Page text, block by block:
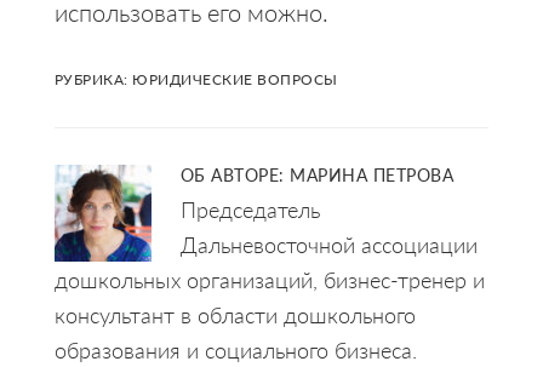
использовать его можно.
РУБРИКА: ЮРИДИЧЕСКИЕ ВОПРОСЫ
ОБ АВТОРЕ: МАРИНА ПЕТРОВА
Председатель
Дальневосточной ассоциации
дошкольных организаций, бизнес-тренер и
консультант в области дошкольного
образования и социального бизнеса.